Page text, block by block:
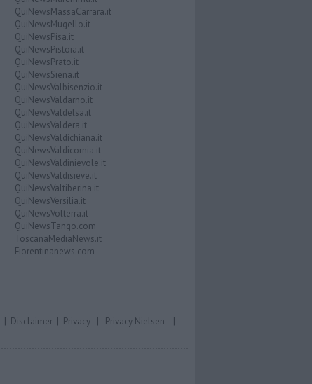
QuiNewsMassaCarrara.it
QuiNewsMugello.it
QuiNewsPisa.it
QuiNewsPistoia.it
QuiNewsPrato.it
QuiNewsSiena.it
QuiNewsValbisenzio.it
QuiNewsValdarno.it
QuiNewsValdelsa.it
QuiNewsValdera.it
QuiNewsValdichiana.it
QuiNewsValdicornia.it
QuiNewsValdinievole.it
QuiNewsValdisieve.it
QuiNewsValtiberina.it
QuiNewsVersilia.it
QuiNewsVolterra.it
QuiNewsTango.com
ToscanaMediaNews.it
Fiorentinanews.com
| Disclaimer | Privacy | Privacy Nielsen |